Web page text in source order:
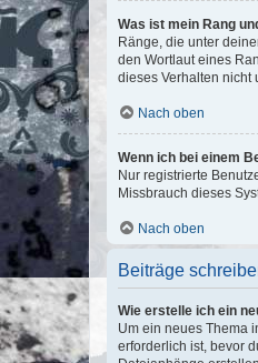
Was ist mein Rang
Ränge, die unter
den Wortlaut eines
dieses Verhalten nicht
Nach oben
Wenn ich bei einem
Nur registrierte
Missbrauch dieses
Nach oben
Beiträge
Wie erstelle ich ein
Um ein neues Thema
erforderlich ist, bevor